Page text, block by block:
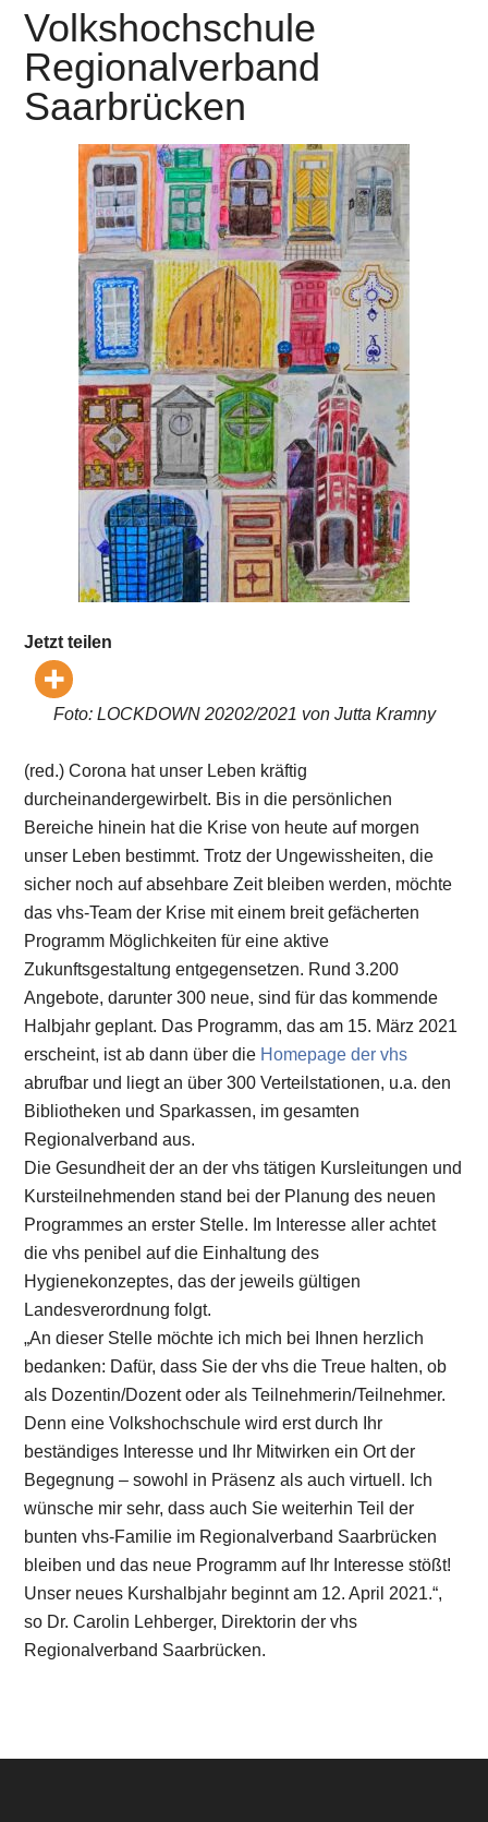
Volkshochschule
Regionalverband
Saarbrücken
Jetzt teilen
Foto: LOCKDOWN 20202/2021 von Jutta Kramny
(red.) Corona hat unser Leben kräftig
durcheinandergewirbelt. Bis in die persönlichen
Bereiche hinein hat die Krise von heute auf morgen
unser Leben bestimmt. Trotz der Ungewissheiten, die
sicher noch auf absehbare Zeit bleiben werden, möchte
das vhs-Team der Krise mit einem breit gefächerten
Programm Möglichkeiten für eine aktive
Zukunftsgestaltung entgegensetzen. Rund 3.200
Angebote, darunter 300 neue, sind für das kommende
Halbjahr geplant. Das Programm, das am 15. März 2021
erscheint, ist ab dann über die Homepage der vhs
abrufbar und liegt an über 300 Verteilstationen, u.a. den
Bibliotheken und Sparkassen, im gesamten
Regionalverband aus.
Die Gesundheit der an der vhs tätigen Kursleitungen und
Kursteilnehmenden stand bei der Planung des neuen
Programmes an erster Stelle. Im Interesse aller achtet
die vhs penibel auf die Einhaltung des
Hygienekonzeptes, das der jeweils gültigen
Landesverordnung folgt.
„An dieser Stelle möchte ich mich bei Ihnen herzlich
bedanken: Dafür, dass Sie der vhs die Treue halten, ob
als Dozentin/Dozent oder als Teilnehmerin/Teilnehmer.
Denn eine Volkshochschule wird erst durch Ihr
beständiges Interesse und Ihr Mitwirken ein Ort der
Begegnung – sowohl in Präsenz als auch virtuell. Ich
wünsche mir sehr, dass auch Sie weiterhin Teil der
bunten vhs-Familie im Regionalverband Saarbrücken
bleiben und das neue Programm auf Ihr Interesse stößt!
Unser neues Kurshalbjahr beginnt am 12. April 2021.“,
so Dr. Carolin Lehberger, Direktorin der vhs
Regionalverband Saarbrücken.